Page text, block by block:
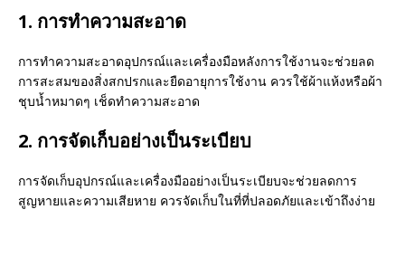
1. การทำความสะอาด
การทำความสะอาดอุปกรณ์และเครื่องมือหลังการใช้งานจะช่วยลด
การสะสมของสิ่งสกปรกและยืดอายุการใช้งาน ควรใช้ผ้าแห้งหรือผ้า
ชุบน้ำหมาดๆ เช็ดทำความสะอาด
2. การจัดเก็บอย่างเป็นระเบียบ
การจัดเก็บอุปกรณ์และเครื่องมืออย่างเป็นระเบียบจะช่วยลดการ
สูญหายและความเสียหาย ควรจัดเก็บในที่ที่ปลอดภัยและเข้าถึงง่าย